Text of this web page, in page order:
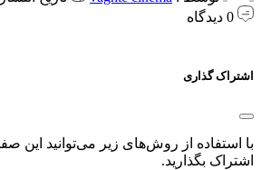
اشتراک گذاری
با استفاده از روش‌های زیر می‌توانید این
اشتراک بگذارید.